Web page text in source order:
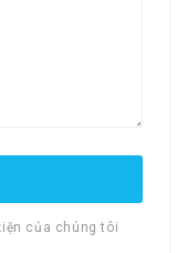
của chúng tôi